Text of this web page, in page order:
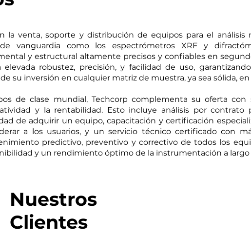
la venta, soporte y distribución de equipos para el análisis
vanguardia como los espectrómetros XRF y
y estructural altamente precisos y confiables en
robustez, precisión, y facilidad de uso,
su inversión en cualquier matriz de muestra, ya sea sólida,
de clase mundial, Techcorp complementa su oferta con
y la rentabilidad. Esto incluye análisis por contrato
de adquirir un equipo, capacitación y certificación
a los usuarios, y un servicio técnico certificado con
predictivo, preventivo y correctivo de todos los
y un rendimiento óptimo de la instrumentación a largo
Nuestros
Clientes